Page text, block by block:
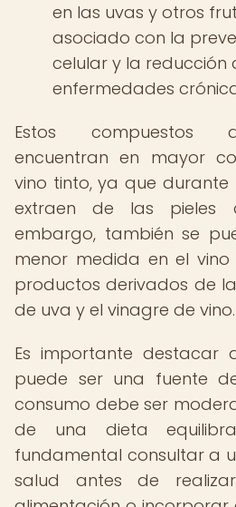
en las uvas y otros
asociado con la
celular y la reducción
enfermedades
Estos compuestos
encuentran en mayor
vino tinto, ya que
extraen de las pieles
embargo, también se
menor medida en el
productos derivados de
de uva y el vinagre de vino.
Es importante destacar
puede ser una fuente
consumo debe ser
de una dieta
fundamental consultar a
salud antes de